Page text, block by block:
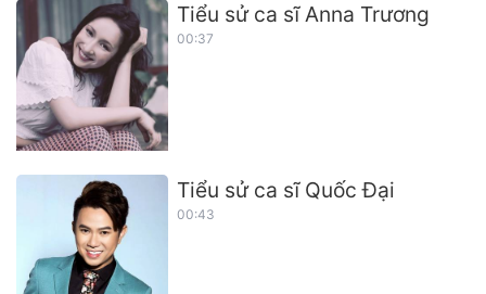
Tiểu sử ca sĩ Anna Trương
00:37
Tiểu sử ca sĩ Quốc Đại
00:43